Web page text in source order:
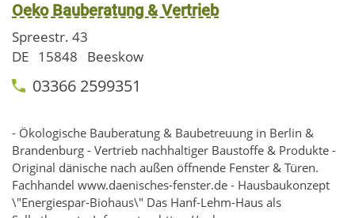
Oeko Bauberatung & Vertrieb
Spreestr. 43
DE 15848 Beeskow
03366 2599351
- Ökologische Bauberatung & Baubetreuung in Berlin &
Brandenburg - Vertrieb nachhaltiger Baustoffe & Produkte -
Original dänische nach außen öffnende Fenster & Türen.
Fachhandel www.daenisches-fenster.de - Hausbaukonzept
\"Energiespar-Biohaus\" Das Hanf-Lehm-Haus als